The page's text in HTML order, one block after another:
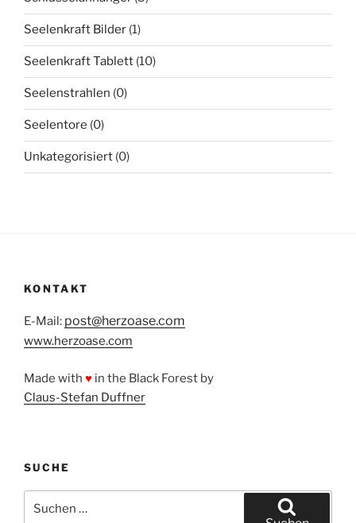
Seelenkraft Bilder (1)
Seelenkraft Tablett (10)
Seelenstrahlen (0)
Seelentore (0)
Unkategorisiert (0)
KONTAKT
E-Mail: post@herzoase.com
www.herzoase.com
Made with ♥ in the Black Forest by
Claus-Stefan Duffner
SUCHE
nach: